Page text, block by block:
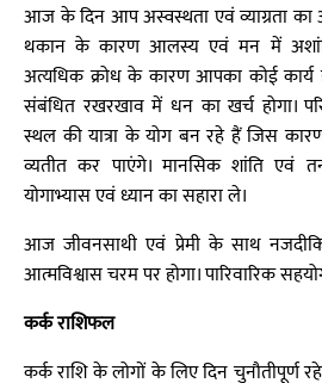
आज के दिन आप अस्वस्थता एवं व्याग्रता
थकान के कारण आलस्य एवं मन में
अत्यधिक क्रोध के कारण आपका कोई
संबंधित रखरखाव में धन का खर्च होगा।
स्थल की यात्रा के योग बन रहे हैं जिस
व्यतीत कर पाएंगे। मानसिक शांति
योगाभ्यास एवं ध्यान का सहारा ले।
आज जीवनसाथी एवं प्रेमी के साथ
आत्मविश्वास चरम पर होगा। पारिवारिक सहयोग
कर्क राशिफल
कर्क राशि के लोगों के लिए दिन चुनौतीपूर्ण